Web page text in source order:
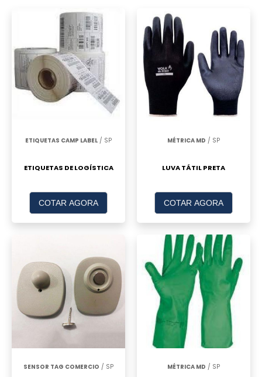
ETIQUETAS CAMP LABEL / SP
ETIQUETAS DE LOGÍSTICA
COTAR AGORA
MÉTRICA MD / SP
LUVA TÁTIL PRETA
COTAR AGORA
SENSOR TAG COMERCIO / SP MÉTRICA MD / SP